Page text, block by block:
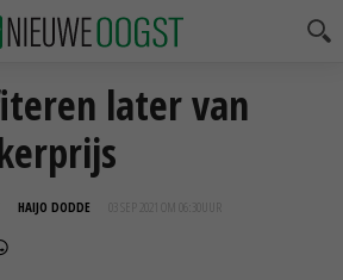
later van
HAIJO DODDE 03 SEP 2021 OM 06:30